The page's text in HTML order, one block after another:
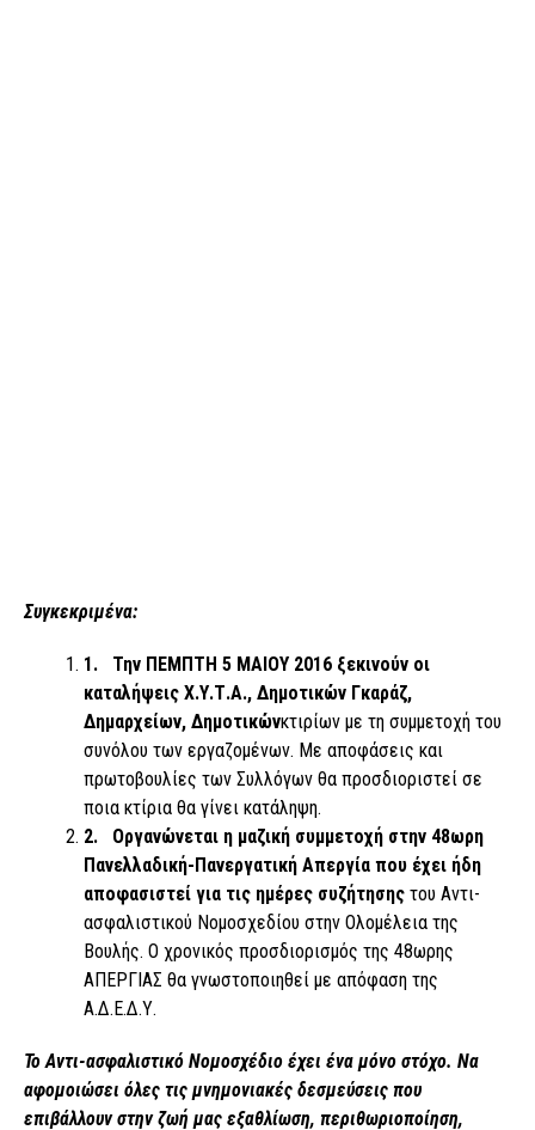
Συγκεκριμένα:
1. Την ΠΕΜΠΤΗ 5 ΜΑΙΟΥ 2016 ξεκινούν οι
καταλήψεις Χ.Υ.Τ.Α., Δημοτικών Γκαράζ,
Δημαρχείων, Δημοτικώνκτιρίων με τη συμμετοχή του
συνόλου των εργαζομένων. Με αποφάσεις και
πρωτοβουλίες των Συλλόγων θα προσδιοριστεί σε
ποια κτίρια θα γίνει κατάληψη.
2. Οργανώνεται η μαζική συμμετοχή στην 48ωρη
Πανελλαδική-Πανεργατική Απεργία που έχει ήδη
αποφασιστεί για τις ημέρες συζήτησης του Αντι-
ασφαλιστικού Νομοσχεδίου στην Ολομέλεια της
Βουλής. Ο χρονικός προσδιορισμός της 48ωρης
ΑΠΕΡΓΙΑΣ θα γνωστοποιηθεί με απόφαση της
Α.Δ.Ε.Δ.Υ.
Το Αντι-ασφαλιστικό Νομοσχέδιο έχει ένα μόνο στόχο. Να
αφομοιώσει όλες τις μνημονιακές δεσμεύσεις που
επιβάλλουν στην ζωή μας εξαθλίωση, περιθωριοποίηση,